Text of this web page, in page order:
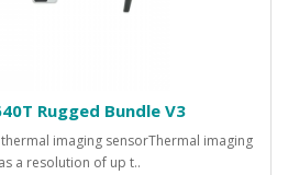
Rugged Bundle V3
imaging sensorThermal imaging
a resolution of up t..